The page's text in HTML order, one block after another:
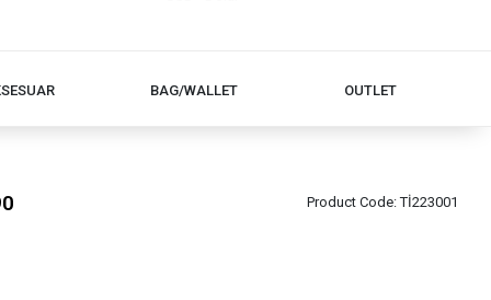
BAG/WALLET OUTLET
Product Code:Tİ223001